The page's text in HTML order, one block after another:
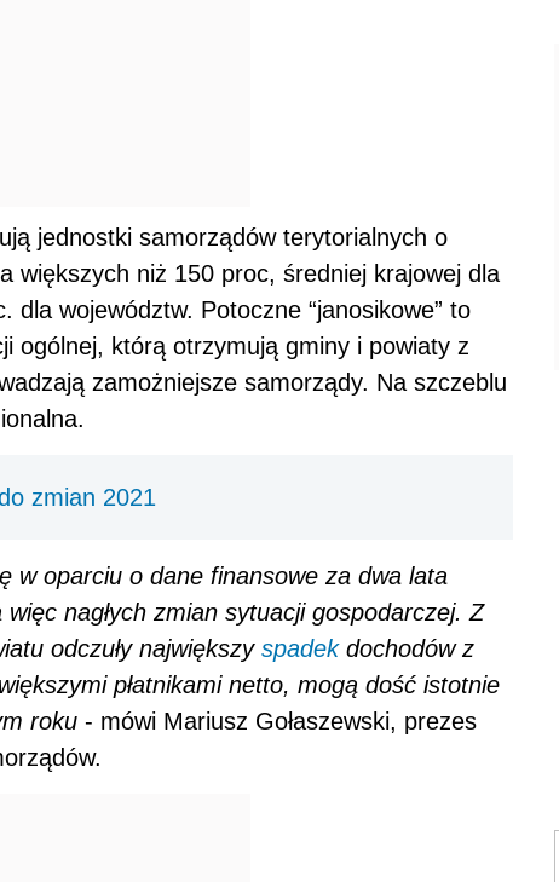
jednostki samorządów terytorialnych o
większych niż 150 proc, średniej krajowej dla
województw. Potoczne “janosikowe” to
ogólnej, którą otrzymują gminy i powiaty z
zamożniejsze samorządy. Na szczeblu
zmian 2021
w oparciu o dane finansowe za dwa lata
nagłych zmian sytuacji gospodarczej. Z
odczuły największy spadekdochodów z
płatnikami netto, mogą dość istotnie
roku - mówi Mariusz Gołaszewski, prezes